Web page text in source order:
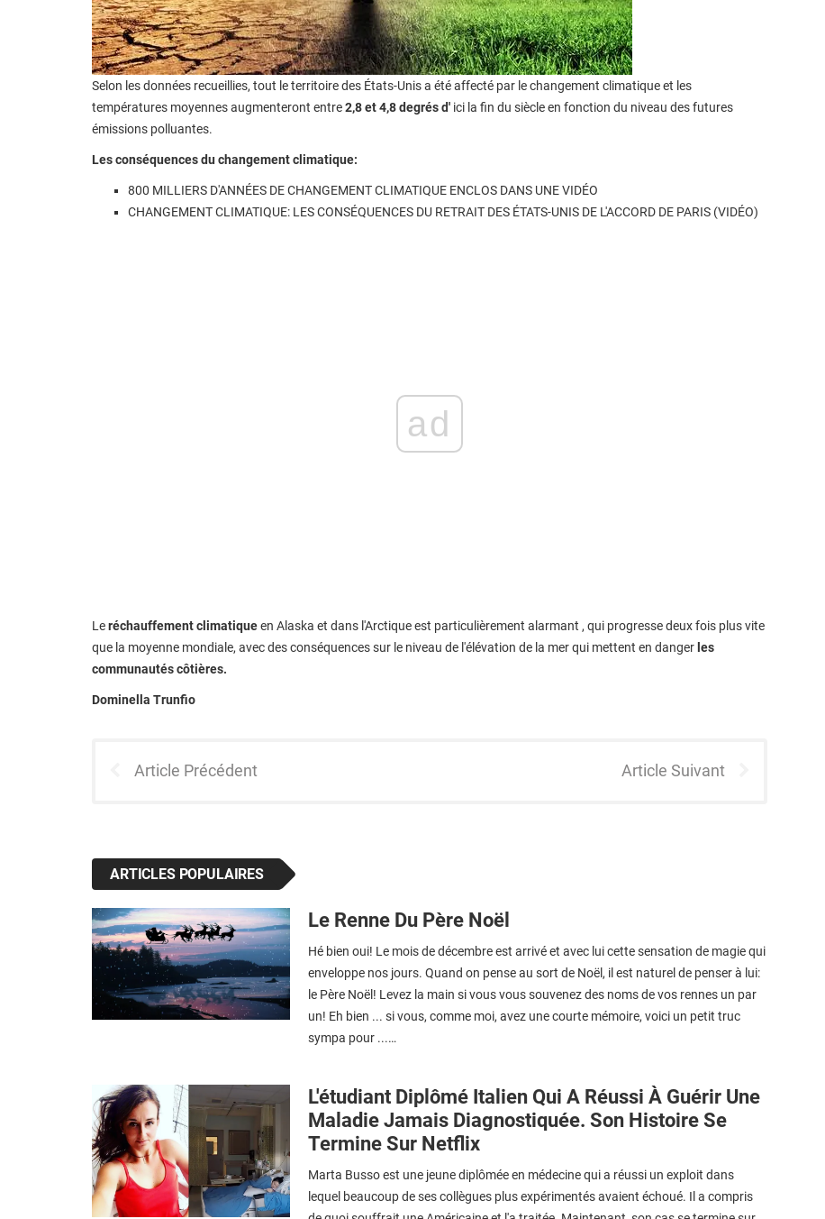
Selon les données recueillies, tout le territoire des États-Unis a été affecté par le changement climatique et les
températures moyennes augmenteront entre2,8 et 4,8 degrés d' ici la fin du siècle en fonction du niveau des futures
émissions polluantes.
Les conséquences du changement climatique:
800 MILLIERS D'ANNÉES DE CHANGEMENT CLIMATIQUE ENCLOS DANS UNE VIDÉO
CHANGEMENT CLIMATIQUE: LES CONSÉQUENCES DU RETRAIT DES ÉTATS-UNIS DE L'ACCORD DE PARIS (VIDÉO)
ad
Leréchauffement climatiqueen Alaska et dans l'Arctique est particulièrement alarmant , qui progresse deux fois plus vite
que la moyenne mondiale, avec des conséquences sur le niveau de l'élévation de la mer qui mettent en danger les
communautés côtières.
Dominella Trunfio
Article Précédent Article Suivant
ARTICLES POPULAIRES
Le Renne Du Père Noël
Hé bien oui! Le mois de décembre est arrivé et avec lui cette sensation de magie qui
enveloppe nos jours. Quand on pense au sort de Noël, il est naturel de penser à lui:
le Père Noël! Levez la main si vous vous souvenez des noms de vos rennes un par
un! Eh bien ... si vous, comme moi, avez une courte mémoire, voici un petit truc
sympa pour ...…
L'étudiant Diplômé Italien Qui A Réussi À Guérir Une
Maladie Jamais Diagnostiquée. Son Histoire Se
Termine Sur Netflix
Marta Busso est une jeune diplômée en médecine qui a réussi un exploit dans
lequel beaucoup de ses collègues plus expérimentés avaient échoué. Il a compris